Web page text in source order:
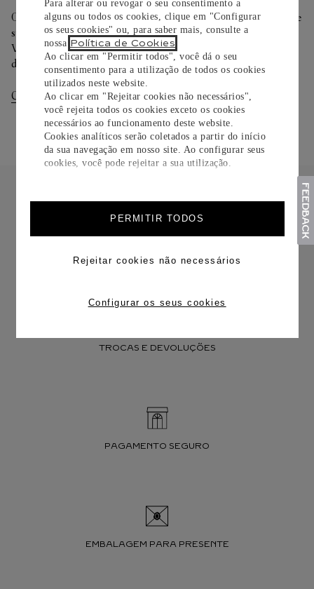
Para alterar ou revogar o seu consentimento a
alguns ou todos os cookies, clique em "Configurar
os seus cookies" ou, para saber mais, consulte a
nossa Política de Cookies
Ao clicar em "Permitir todos", você dá o seu
consentimento para a utilização de todos os cookies
utilizados neste website.
Ao clicar em "Rejeitar cookies não necessários",
você rejeita todos os cookies exceto os cookies
necessários ao funcionamento deste website.
Cookies analíticos serão coletados a partir do início
da sua navegação em nosso site. Ao configurar seus
cookies, você pode rejeitar a sua utilização.
PERMITIR TODOS
Rejeitar cookies não necessários
Configurar os seus cookies
Oferecemos diferentes opções de entrega. Selecione o envio de
sua preferência na finalização de seu pedido.
Você pode trocar ou devolver sua criação Cartier em até 30
dias.
Consultar Entregas Consultar Devoluções
TROCAS E DEVOLUÇÕES
PAGAMENTO SEGURO
EMBALAGEM PARA PRESENTE